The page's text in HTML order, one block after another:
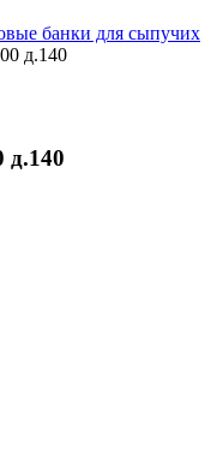
банки для сыпучих
д.140
д.140